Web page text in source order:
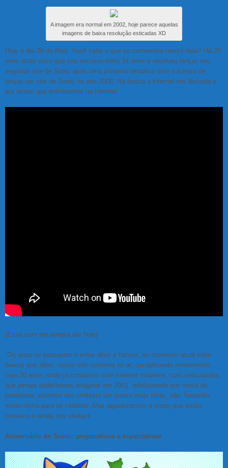
A imagem era normal em 2002, hoje parece aquelas
imagens de baixa resolução esticadas XD
Hoje é dia 08 de Abril. Você sabe o que se comemora nessa data? Há 20
anos atrás esse que vos escreve tinha 14 anos e resolveu lançar seu
segundo site de Sonic após uma primeira tentativa sem sucesso de
lançar um site de Sonic no ano 2000. Na época a internet era discada e
era assim que entrávamos na Internet:
(Esse som me arrepia até hoje)
Os anos se passaram e entre altos e baixos, no momento atual mais
baixos que altos, nosso site continua no ar, completando exatamente
hoje 20 anos, onde já contamos com internet moderna, com velocidades
que jamais poderíamos imaginar em 2001. Infelizmente por conta da
pandemia, vivemos um contexto um pouco mais triste, não havendo
muito clima para se celebrar. Mas agradecemos a todos que estão
conosco e ainda nos visitam.
Aniversário do Sonic: preparativos e expectativas